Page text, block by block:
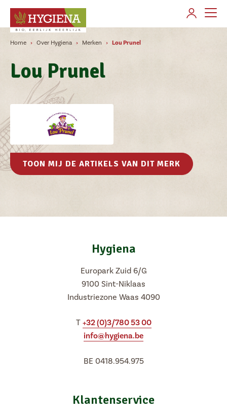
AANMELDEN
Merken
Producten gamma's
Verkooppunten
Contact
Nieuws
NL
Home Over Hygiena Merken Lou Prunel
Lou Prunel
TOON MIJ DE ARTIKELS VAN DIT MERK
Hygiena
Europark Zuid 6/G
9100 Sint-Niklaas
Industriezone Waas 4090
T +32 (0)3/780 53 00
info@hygiena.be
BE 0418.954.975
Klantenservice